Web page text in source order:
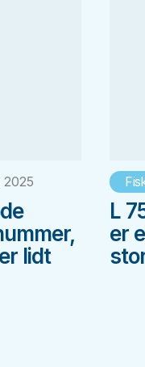
2025
lidt
L
er